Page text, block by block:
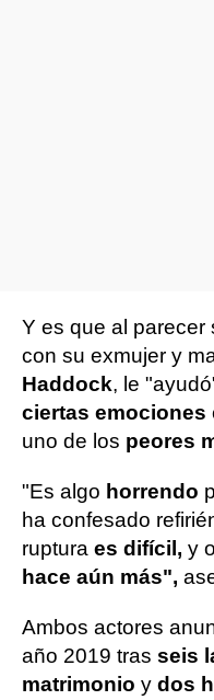
Y es que al parecer
con su exmujer y
Haddock, le
ciertas emociones
uno de los peores
"Es algo horrendo
ha confesado
ruptura es difícil, y
hace aún más",
Ambos actores
año 2019 tras seis
matrimonio y dos